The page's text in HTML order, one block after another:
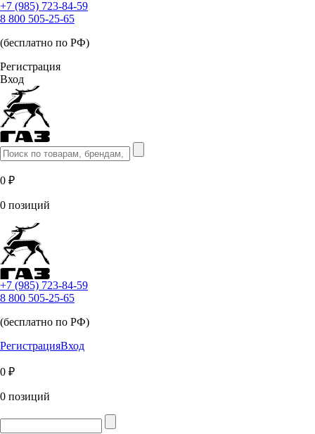
+7 (985) 723-84-59
8 800 505-25-65
(бесплатно по РФ)
Регистрация
Вход
0 ₽
0 позиций
+7 (985) 723-84-59
8 800 505-25-65
(бесплатно по РФ)
РегистрацияВход
0 ₽
0 позиций